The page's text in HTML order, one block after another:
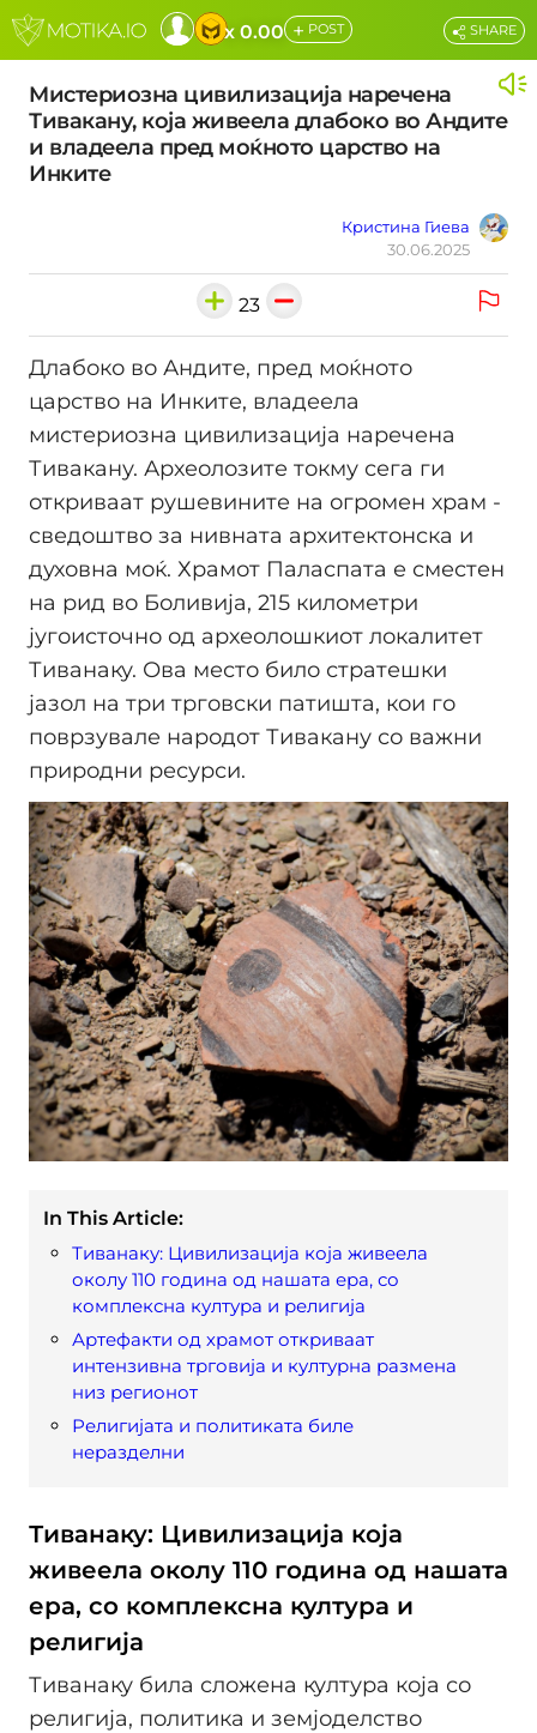
x 0.00 + POST
Mистериозна цивилизација наречена
Тивакану, која живеела длабоко во Андите
и владеела пред моќното царство на
Инките
Кристина Гиева
30.06.2025
SHARE
23
Длабоко во Андите, пред моќното
царство на Инките, владеела
мистериозна цивилизација наречена
Тивакану. Археолозите токму сега ги
откриваат рушевините на огромен храм -
сведоштво за нивната архитектонска и
духовна моќ. Храмот Паласпата е сместен
на рид во Боливија, 215 километри
југоисточно од археолошкиот локалитет
Тиванаку. Ова место било стратешки
јазол на три трговски патишта, кои го
поврзувале народот Тивакану со важни
природни ресурси.
In This Article:
Тиванаку: Цивилизација која живеела
околу 110 година од нашата ера, со
комплексна култура и религија
Артефакти од храмот откриваат
интензивна трговија и културна размена
низ регионот
Религијата и политиката биле
неразделни
Тиванаку: Цивилизација која
живеела околу 110 година од нашата
ера, со комплексна култура и
религија
Тиванаку била сложена култура која со
религија, политика и земјоделство